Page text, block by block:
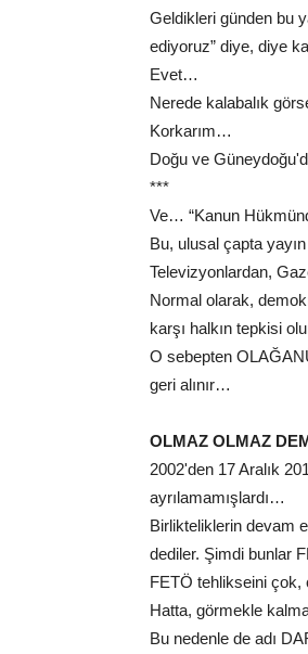
Geldikleri günden bu
ediyoruz” diye, diye
Evet…
Nerede kalabalık
Korkarım…
Doğu ve
***
Ve… “Kanun
Bu, ulusal çapta
Televizyonlardan,
Normal olarak,
karşı halkın tepkisi
O sebepten
geri alınır…
OLMAZ OLMAZ
2002'den 17 Aralık
ayrılamamışlardı…
Birlikteliklerin devam
dediler. Şimdi bunlar
FETÖ tehlikseini
Hatta, görmekle
Bu nedenle de adı